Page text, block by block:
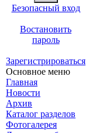
Безопасный вход
Востановить
пароль
Зарегистрироваться
Основное меню
Главная
Новости
Архив
Каталог разделов
Фотогалерея